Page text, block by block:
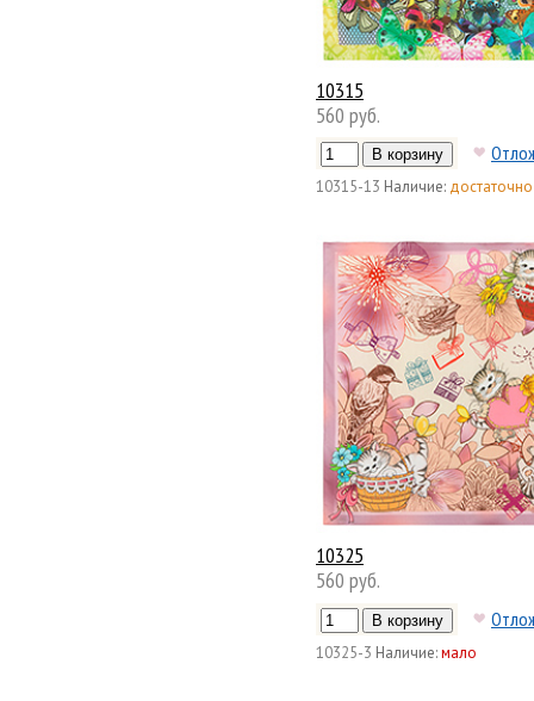
10315
560 руб.
10315-13 Наличие: достаточно
10325
560 руб.
10325-3 Наличие:мало